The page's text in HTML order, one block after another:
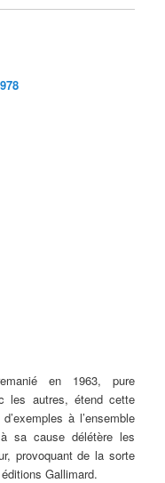
en 1963, pure
les autres, étend cette
à l’ensemble
sa cause délétère les
provoquant de la sorte
Gallimard.